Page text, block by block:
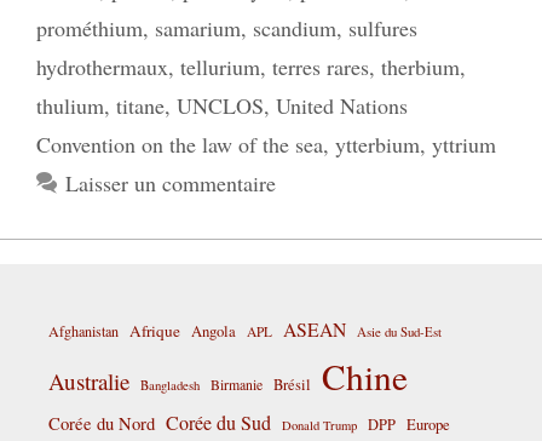
prométhium, samarium, scandium, sulfures
hydrothermaux, tellurium, terres rares, therbium,
thulium, titane, UNCLOS, United Nations
Convention on the law of the sea, ytterbium, yttrium
Laisser un commentaire
Afghanistan Afrique Angola APL ASEAN Asie du Sud-Est
Australie Bangladesh Birmanie Brésil Chine
Corée du Nord Corée du Sud Donald Trump DPP Europe